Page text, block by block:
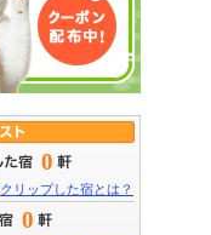
0
クリップした宿とは？
0